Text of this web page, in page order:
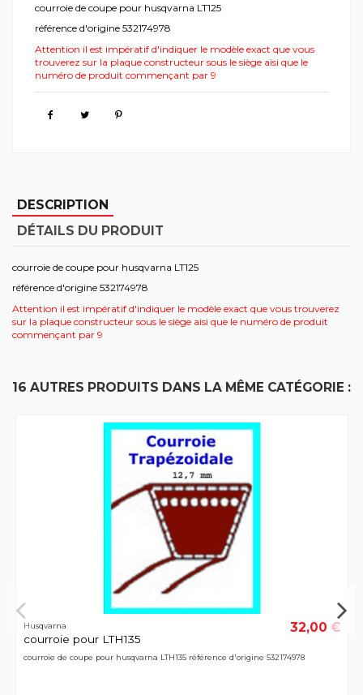
courroie de coupe pour husqvarna LT125
référence d'origine 532174978
Attention il est impératif d'indiquer le modèle exact que vous
trouverez sur la plaque constructeur sous le siège aisi que le
numéro de produit commençant par 9
DESCRIPTION
DÉTAILS DU PRODUIT
courroie de coupe pour husqvarna LT125
référence d'origine 532174978
Attention il est impératif d'indiquer le modèle exact que vous trouverez
sur la plaque constructeur sous le siège aisi que le numéro de produit
commençant par 9
16 AUTRES PRODUITS DANS LA MÊME CATÉGORIE :
Husqvarna
courroie pour LTH135
32,00 €
courroie de coupe pour husqvarna LTH135 référence d'origine 532174978